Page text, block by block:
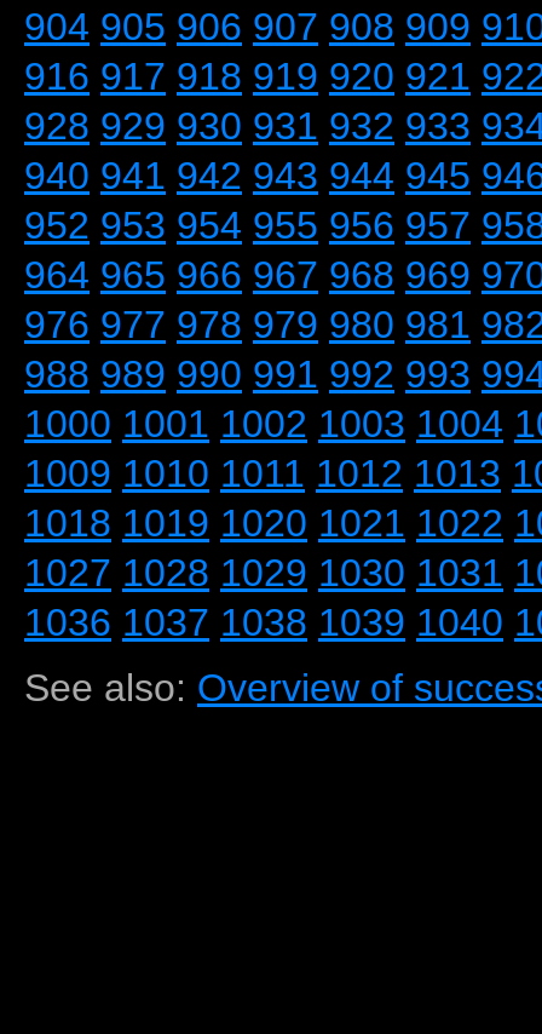
904 905 906 907 908 909
916 917 918 919 920 921
928 929 930 931 932 933
940 941 942 943 944 945
952 953 954 955 956 957
964 965 966 967 968 969
976 977 978 979 980 981
988 989 990 991 992 993
1000 1001 1002 1003 1004
1009 1010 1011 1012 1013
1018 1019 1020 1021 1022
1027 1028 1029 1030 1031
1036 1037 1038 1039 1040
See also: Overview of